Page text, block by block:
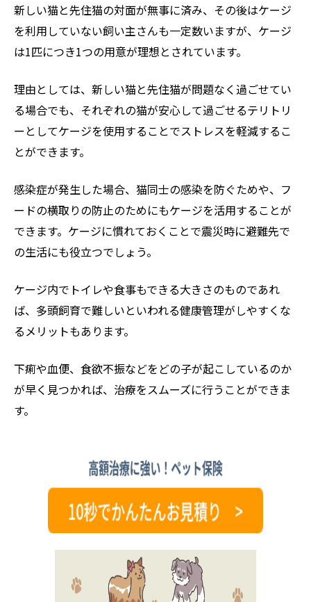
新しい猫と先住猫の対面が無事に済み、その後はケージ
を利用していない飼い主さんも一定数いますが、ケージ
は1匹につき1つの用意が理想とされています。
理由としては、新しい猫と先住猫が問題なく過ごせてい
る場合でも、それぞれの猫が安心して過ごせるテリトリ
ーとしてケージを使用することでストレスを軽減するこ
とができます。
感染症が発生した場合、猫同士の感染を防ぐためや、フ
ードの横取りの防止のためにもケージを活用することが
できます。ケージに慣れておくことで震災時に避難先で
の生活にも役立つでしょう。
ケージ内でトイレや食事もできる大きさのものであれ
ば、多頭飼育で難しいといわれる健康管理がしやすくな
るメリットもあります。
下痢や血便、食欲不振などをどの子が起こしているのか
が早く見つかれば、治療をスムーズに行うことができま
す。